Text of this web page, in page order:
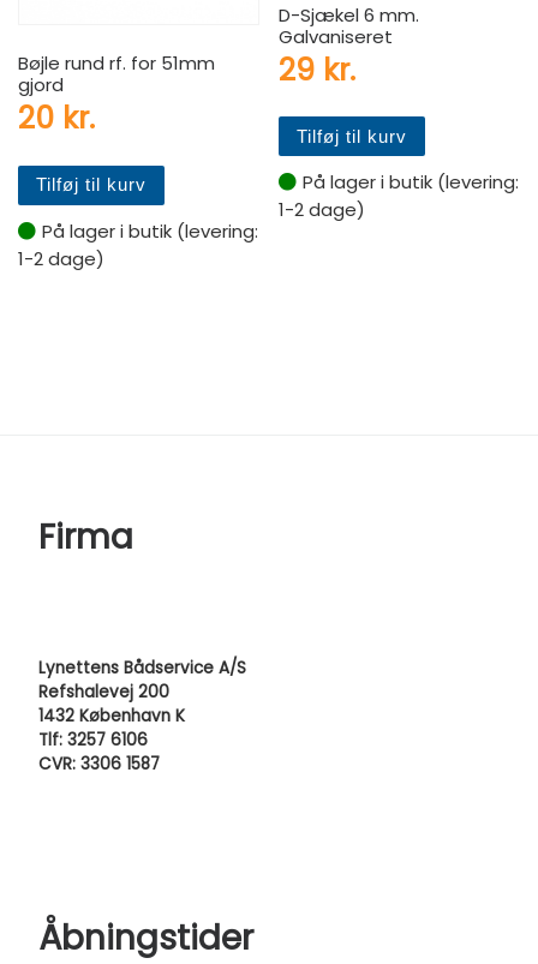
Bøjle rund rf. for 51mm
gjord
20 kr.
Tilføj til kurv
På lager i butik (levering:
1-2 dage)
D-Sjækel 6 mm.
Galvaniseret
29 kr.
Tilføj til kurv
På lager i butik (levering:
1-2 dage)
Firma
Lynettens Bådservice A/S
Refshalevej 200
1432 København K
Tlf: 3257 6106
CVR: 3306 1587
Åbningstider